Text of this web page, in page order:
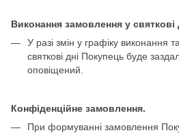
Виконання замовлення у святкові
У разі змін у графіку виконання
святкові дні Покупець буде
оповіщений.
Конфіденційне замовлення.
При формуванні замовлення